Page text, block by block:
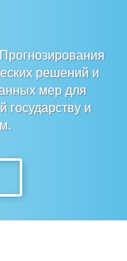
решений и
мер для
государству и